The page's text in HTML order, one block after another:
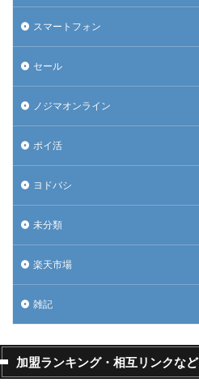
スマートフォン
セール
ノジマオンライン
ポイ活
ヨドバシ
未分類
楽天市場
雑記
加盟ランキング・相互リンクなど